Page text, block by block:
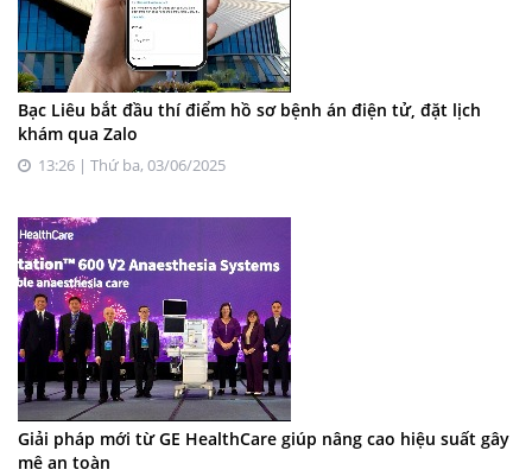
Bạc Liêu bắt đầu thí điểm hồ sơ bệnh án điện tử, đặt lịch
khám qua Zalo
13:26 | Thứ ba, 03/06/2025
Giải pháp mới từ GE HealthCare giúp nâng cao hiệu suất gây
mê an toàn